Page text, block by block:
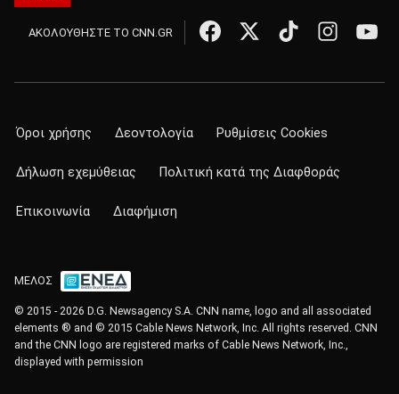
ΑΚΟΛΟΥΘΗΣΤΕ ΤΟ CNN.GR
Όροι χρήσης Δεοντολογία Ρυθμίσεις Cookies
Δήλωση εχεμύθειας Πολιτική κατά της Διαφθοράς
Επικοινωνία Διαφήμιση
ΜΕΛΟΣ
© 2015 - 2026 D.G. Newsagency S.A. CNN name, logo and all associated
elements ® and © 2015 Cable News Network, Inc. All rights reserved. CNN
and the CNN logo are registered marks of Cable News Network, Inc.,
displayed with permission